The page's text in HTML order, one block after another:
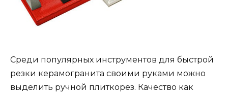
Среди популярных инструментов для быстрой
резки керамогранита своими руками можно
выделить ручной плиткорез. Качество как